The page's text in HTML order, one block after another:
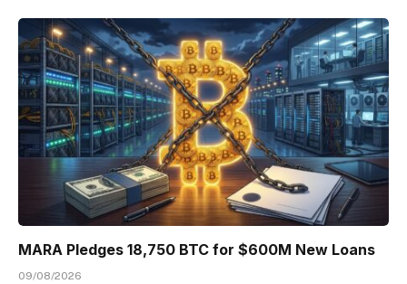
MARA Pledges 18,750 BTC for $600M New Loans
09/08/2026